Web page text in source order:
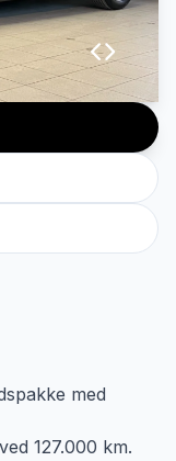
med
127.000 km.